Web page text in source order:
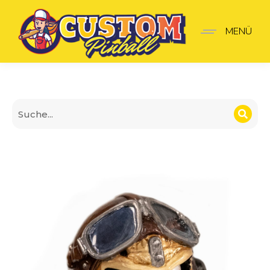
Iron Maiden Eddie
MENÜ